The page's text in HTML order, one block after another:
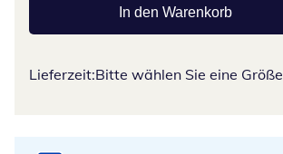
In den Warenkorb
Lieferzeit:Bitte wählen Sie eine Größe